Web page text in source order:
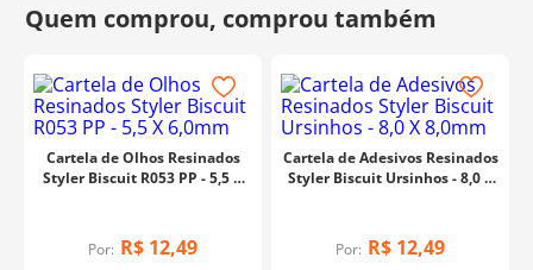
Cartela de Olhos Resinados
Styler Biscuit R053 PP - 5,5 X
Por: R$ 12,49
Cartela de Adesivos Resinados
Styler Biscuit Ursinhos - 8,0 X
Por: R$ 12,49